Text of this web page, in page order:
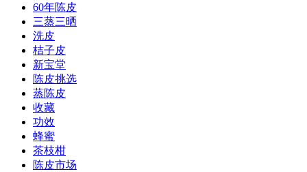
60年陈皮
三蒸三晒
洗皮
桔子皮
新宝堂
陈皮挑选
蒸陈皮
收藏
功效
蜂蜜
茶枝柑
陈皮市场